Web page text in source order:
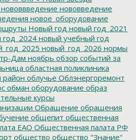
нововвведение нововведение
новое_оборудование
Новый год новый год_2021
новый учебный год
новый_год_2026 нормы
Дам ноябрь обзор событий за
областная поликлиника
район облучье Облэнергоремонт
обман оборудование образ
курсы
Обращение обращения
общепит общественная
ЕАО Общественная палата РФ
общество общество "Знание"